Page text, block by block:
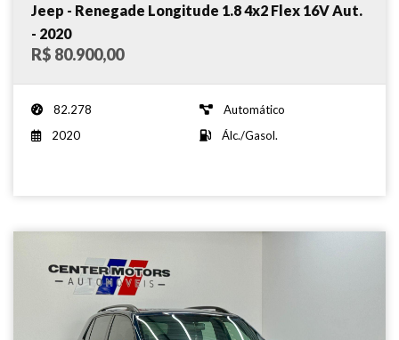
Jeep - Renegade Longitude 1.8 4x2 Flex 16V Aut.
- 2020
R$ 80.900,00
82.278
Automático
2020
Álc./Gasol.